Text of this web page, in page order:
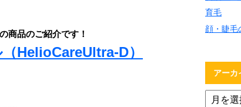
商品のご紹介です！
HelioCareUltra-D）
育毛
顔・睫毛
アーカ